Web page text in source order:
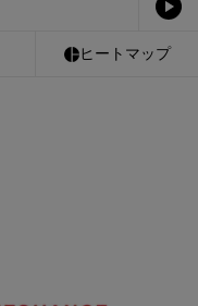
ヒートマップ